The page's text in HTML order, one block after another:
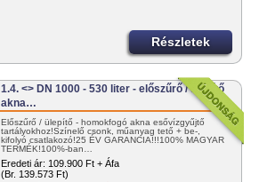
Részletek
1.4. <> DN 1000 - 530 liter - előszűrő / ülepítő
akna…
Előszűrő / ülepítő - homokfogó akna esővízgyűjtő
tartályokhoz!Színelő csonk, műanyag tető + be-,
kifolyó csatlakozó!25 ÉV GARANCIA!!!100% MAGYAR
TERMÉK!100%-ban…
Eredeti ár: 109.900 Ft + Áfa
(Br. 139.573 Ft)